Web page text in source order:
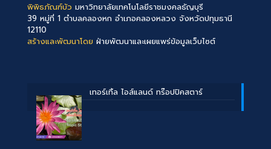
พิพิธภัณฑ์บัว มหาวิทยาลัยเทคโนโลยีราชมงคลธัญบุรี
39 หมู่ที่ 1 ตำบลคลองหก อำเภอคลองหลวง จังหวัดปทุมธานี
12110
สร้างและพัฒนาโดย ฝ่ายพัฒนาและเผยแพร่ข้อมูลเว็บไซต์
เทอร์เทิ้ล ไอส์แลนด์ ทร๊อปปิคสตาร์